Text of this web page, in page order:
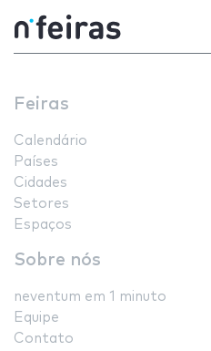
Feiras
Calendário
Países
Cidades
Setores
Espaços
Sobre nós
neventum em 1 minuto
Equipe
Contato